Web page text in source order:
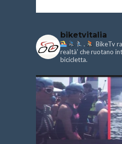
biketvitalia
.
BikeTv
realtà’ che ruotano
bicicletta.